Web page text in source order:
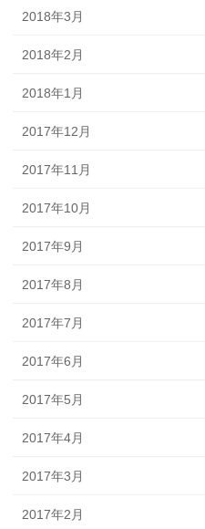
2018年3月
2018年2月
2018年1月
2017年12月
2017年11月
2017年10月
2017年9月
2017年8月
2017年7月
2017年6月
2017年5月
2017年4月
2017年3月
2017年2月